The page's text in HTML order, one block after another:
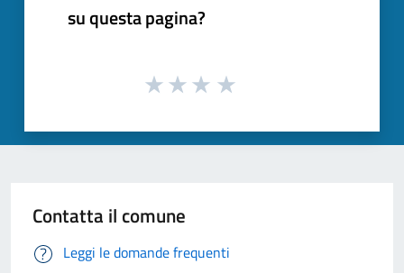
su questa pagina?
Contatta il comune
Leggi le domande frequenti